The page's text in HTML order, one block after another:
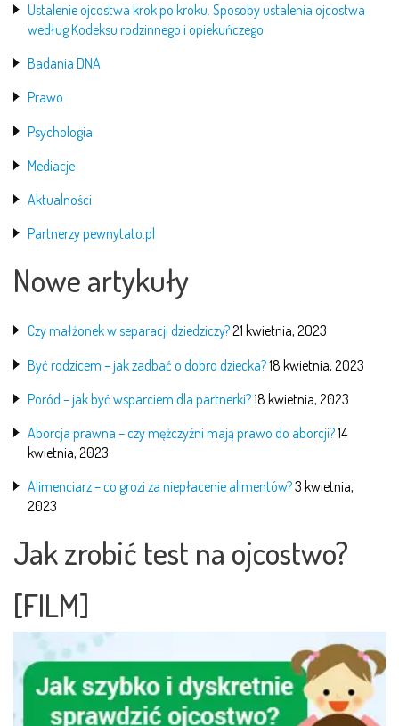
Ustalenie ojcostwa krok po kroku. Sposoby ustalenia ojcostwa
według Kodeksu rodzinnego i opiekuńczego
Badania DNA
Prawo
Psychologia
Mediacje
Aktualności
Partnerzy pewnytato.pl
Nowe artykuły
Czy małżonek w separacji dziedziczy?21 kwietnia, 2023
Być rodzicem – jak zadbać o dobro dziecka?18 kwietnia, 2023
Poród – jak być wsparciem dla partnerki?18 kwietnia, 2023
Aborcja prawna – czy mężczyźni mają prawo do aborcji?14
kwietnia, 2023
Alimenciarz – co grozi za niepłacenie alimentów?3 kwietnia,
2023
Jak zrobić test na ojcostwo?
[FILM]